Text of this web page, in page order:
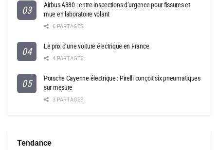
Airbus A380 : entre inspections d’urgence pour fissures et
mue en laboratoire volant
6 PARTAGES
Le prix d’une voiture électrique en France
4 PARTAGES
Porsche Cayenne électrique : Pirelli conçoit six pneumatiques
sur mesure
3 PARTAGES
Tendance